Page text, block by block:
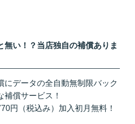
い！？当店独自の補償ありま
にデータの全自動無制限バック
補償サービス！
円（税込み）加入初月無料！